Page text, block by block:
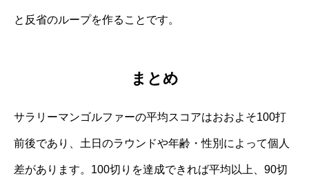
と反省のループを作ることです。
まとめ
サラリーマンゴルファーの平均スコアはおおよそ100打
前後であり、土日のラウンドや年齢・性別によって個人
差があります。100切りを達成できれば平均以上、90切